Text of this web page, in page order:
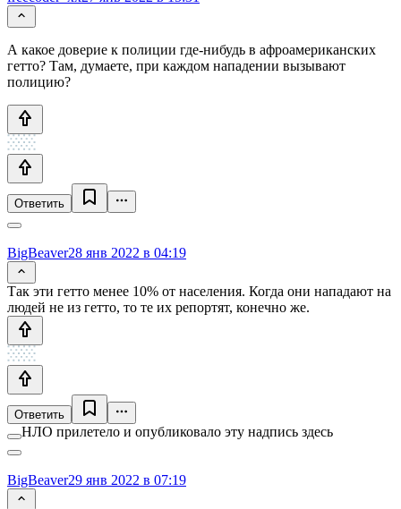
А какое доверие к полиции где-нибудь в афроамериканских
гетто? Там, думаете, при каждом нападении вызывают
полицию?
Ответить
BigBeaver28 янв 2022 в 04:19
Так эти гетто менее 10% от населения. Когда они нападают на
людей не из гетто, то те их репортят, конечно же.
Ответить
НЛО прилетело и опубликовало эту надпись здесь
BigBeaver29 янв 2022 в 07:19